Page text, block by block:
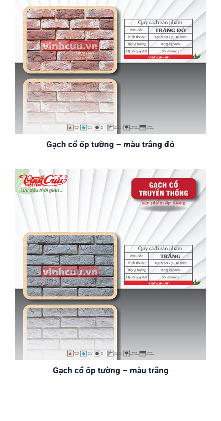
Gạch cổ ốp tường – màu trắng đỏ
Gạch cổ ốp tường – màu trắng